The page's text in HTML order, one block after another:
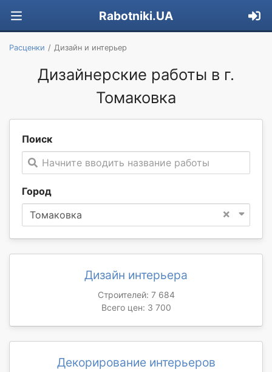
Rabotniki.UA
Расценки Дизайн и интерьер
Дизайнерские работы в г.
Томаковка
Поиск
Начните вводить название работы
Город
×
Томаковка
Дизайн интерьера
Строителей: 7 684
Всего цен: 3 700
Декорирование интерьеров